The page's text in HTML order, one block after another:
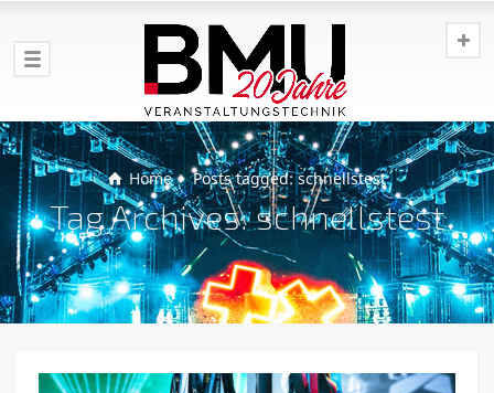
Home Posts tagged: schnellstest
Tag Archives: schnellstest